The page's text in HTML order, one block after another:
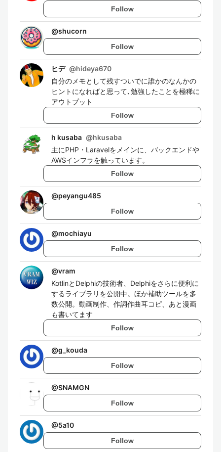
Follow
@shucorn
Follow
ヒデ @hideya670
自分のメモとして残すついでに誰かのなんかの
ヒントになればと思って､勉強したことを極稀に
アウトプット
Follow
h kusaba @hkusaba
主にPHP・Laravelをメインに、バックエンドや
AWSインフラを触っています。
Follow
@peyangu485
Follow
@mochiayu
Follow
@vram
KotlinとDelphiの技術者、Delphiをさらに便利に
するライブラリを公開中。ほか補助ツールを多
数公開。動画制作、作詞作曲耳コピ、あと漫画
も書いてます
Follow
@g_kouda
Follow
@SNAMGN
Follow
@5a10
Follow